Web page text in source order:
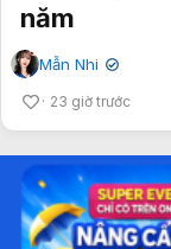
năm
Mẫn Nhi ✔
23 giờ trước